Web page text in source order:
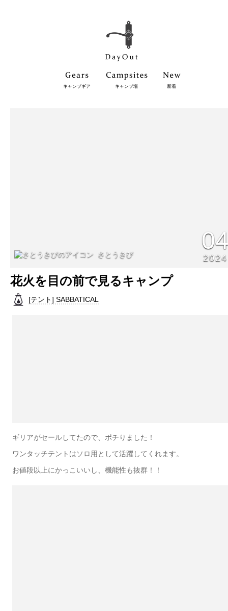
キャンプギア キャンプ場 新着
さとうきび 2024
花火を目の前で見るキャンプ
[テント] SABBATICAL
ギリアがセールしてたので、ポチりました！
ワンタッチテントはソロ用として活躍してくれます。
お値段以上にかっこいいし、機能性も抜群！！